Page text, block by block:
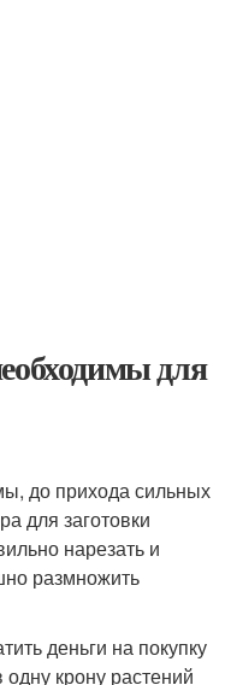
для
до прихода сильных
для заготовки
нарезать и
размножить
деньги на покупку
крону растений